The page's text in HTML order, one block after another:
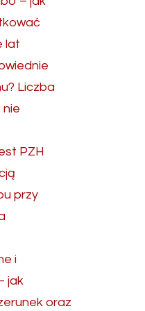
lat
Liczba
nie
PZH
przy
i
jak
oraz